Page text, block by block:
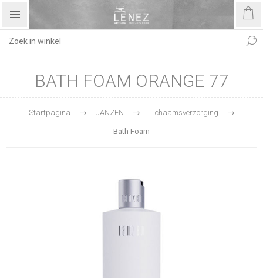
BATH FOAM ORANGE 77
Startpagina JANZEN Lichaamsverzorging
Bath Foam